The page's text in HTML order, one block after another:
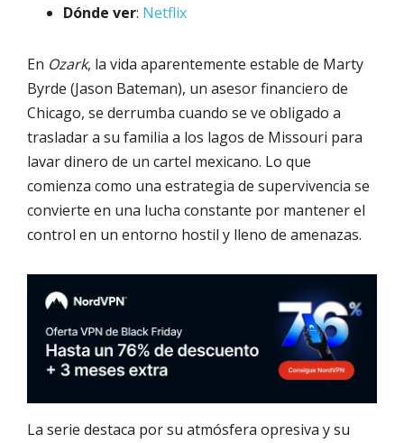
Dónde ver: Netflix
En Ozark, la vida aparentemente estable de Marty
Byrde (Jason Bateman), un asesor financiero de
Chicago, se derrumba cuando se ve obligado a
trasladar a su familia a los lagos de Missouri para
lavar dinero de un cartel mexicano. Lo que
comienza como una estrategia de supervivencia se
convierte en una lucha constante por mantener el
control en un entorno hostil y lleno de amenazas.
La serie destaca por su atmósfera opresiva y su